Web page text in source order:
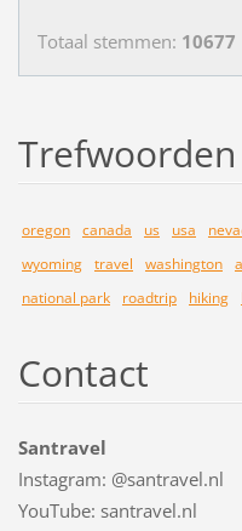
Totaal stemmen: 10677
Trefwoorden
oregon canada us usa
wyoming travel washington
national park
roadtrip hiking
Contact
Santravel
Instagram: @santravel.nl
YouTube: santravel.nl